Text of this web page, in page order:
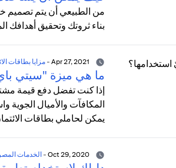
من الطبيعي أن يتم تصميم
بناء ثروتك وتحقيق
-مزايا بطاقات
ما هي ميزة "سيتي
إذا كنت تفضل دفع قيمة
المكافآت والأميال الجوية
يمكن لحاملي بطاقات
Oct 29, 2020
-الخدمات